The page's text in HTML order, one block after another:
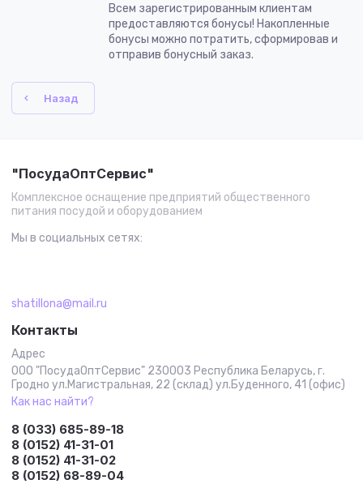
Всем зарегистрированным клиентам
предоставляются бонусы! Накопленные
бонусы можно потратить, сформировав и
отправив бонусный заказ.
Назад
"ПосудаОптСервис"
Комплексное оснащение предприятий общественного
питания посудой и оборудованием
Мы в социальных сетях:
shatillona@mail.ru
Контакты
Адрес
ООО "ПосудаОптСервис" 230003 Республика Беларусь, г.
Гродно ул.Магистральная, 22 (склад) ул.Буденного, 41 (офис)
Как нас найти?
8 (033) 685-89-18
8 (0152) 41-31-01
8 (0152) 41-31-02
8 (0152) 68-89-04